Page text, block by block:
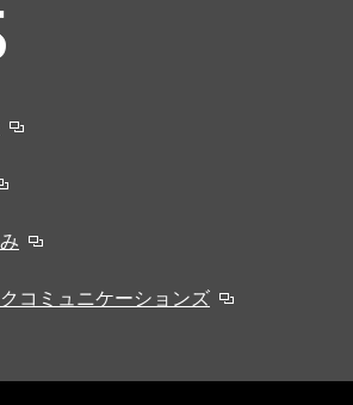
コミュニケーションズ